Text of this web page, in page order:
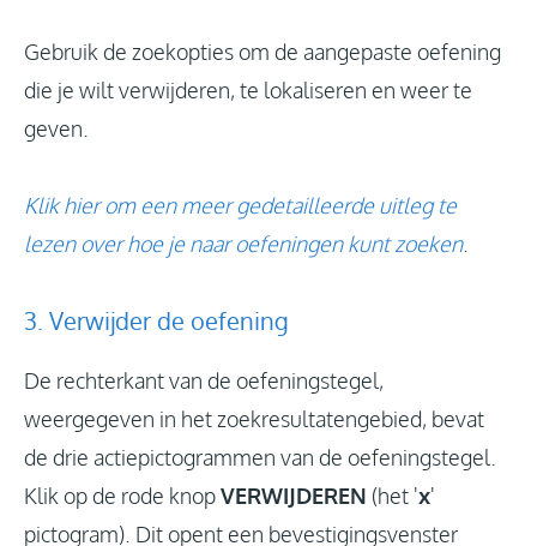
Gebruik de zoekopties om de aangepaste oefening
die je wilt verwijderen, te lokaliseren en weer te
geven.
Klik hier om een meer gedetailleerde uitleg te
lezen over hoe je naar oefeningen kunt zoeken.
3. Verwijder de oefening
De rechterkant van de oefeningstegel,
weergegeven in het zoekresultatengebied, bevat
de drie actiepictogrammen van de oefeningstegel.
Klik op de rode knopVERWIJDEREN (het 'x'
pictogram). Dit opent een bevestigingsvenster